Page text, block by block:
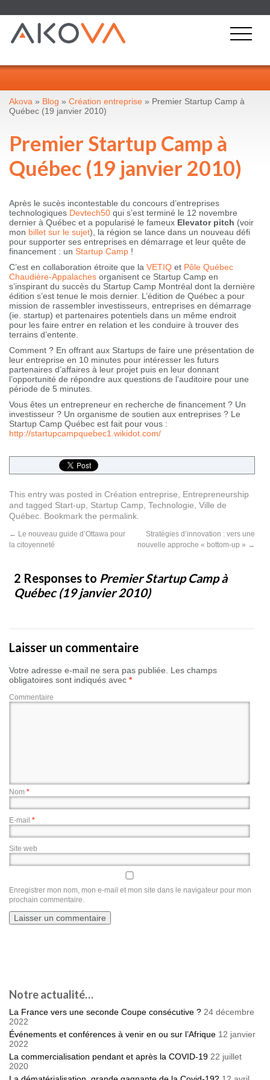
Akova » Blog » Création entreprise » Premier Startup Camp à
Québec (19 janvier 2010)
Premier Startup Camp à
Québec (19 janvier 2010)
Après le sucès incontestable du concours d’entreprises
technologiques Devtech50 qui s’est terminé le 12 novembre
dernier à Québec et a popularisé le fameux Elevator pitch (voir
mon billet sur le sujet), la région se lance dans un nouveau défi
pour supporter ses entreprises en démarrage et leur quête de
financement : un Startup Camp !
C’est en collaboration étroite que la VETIQ et Pôle Québec
Chaudière-Appalaches organisent ce Startup Camp en
s’inspirant du succès du Startup Camp Montréal dont la dernière
édition s’est tenue le mois dernier. L’édition de Québec a pour
mission de rassembler investisseurs, entreprises en démarrage
(ie. startup) et partenaires potentiels dans un même endroit
pour les faire entrer en relation et les conduire à trouver des
terrains d’entente.
Comment ? En offrant aux Startups de faire une présentation de
leur entreprise en 10 minutes pour intéresser les futurs
partenaires d’affaires à leur projet puis en leur donnant
l’opportunité de répondre aux questions de l’auditoire pour une
période de 5 minutes.
Vous êtes un entrepreneur en recherche de financement ? Un
investisseur ? Un organisme de soutien aux entreprises ? Le
Startup Camp Québec est fait pour vous :
http://startupcampquebec1.wikidot.com/
This entry was posted in Création entreprise
Entrepreneurship
and tagged Start-up Startup Camp Technologie Ville de
Québec . Bookmark the permalink
← Le nouveau guide d’Ottawa pour
la citoyenneté
Stratégies d’innovation : vers une
nouvelle approche « bottom-up » →
2 Responses to Premier Startup Camp à
Québec (19 janvier 2010)
Laisser un commentaire
Votre adresse e-mail ne sera pas publiée.
Les champs
obligatoires sont indiqués avec *
Commentaire
Nom *
E-mail *
Site web
Enregistrer mon nom, mon e-mail et mon site dans le navigateur pour mon
prochain commentaire.
Notre actualité…
La France vers une seconde Coupe consécutive ? 24 décembre
2022
Événements et conférences à venir en ou sur l’Afrique 12 janvier
2022
La commercialisation pendant et après la COVID-19 22 juillet
2020